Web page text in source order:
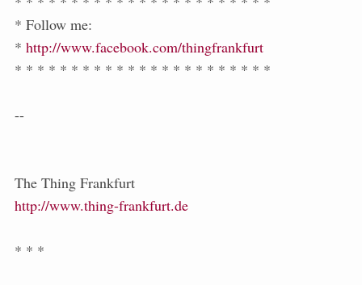
* Follow me:
* http://www.facebook.com/thingfrankfurt
* * * * * * * * * * * * * * * * * * * * * * *
--
The Thing Frankfurt
http://www.thing-frankfurt.de
* * *